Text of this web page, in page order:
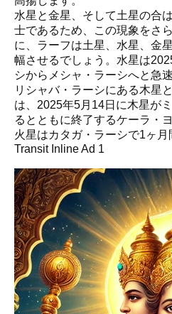
水星と金星、そして土星の合
士であるため、この現象をさ
に、ラーフは土星、水星、金
幅させるでしょう。水星は
シからメシャ・ラーシへと急
リシャバ・ラーシにある木星
は、2025年5月14日に木星が
るとともに終了するケーラ・
火星はカタガ・ラーシで1ヶ月
Transit Inline Ad 1